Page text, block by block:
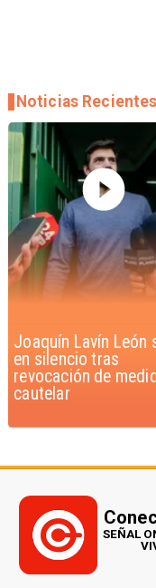
Chile y Venezuela
formalizan reinicio de
relaciones
Noticias Recientes
SEÑAL